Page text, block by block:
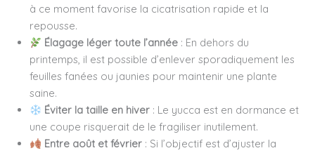
à ce moment favorise la cicatrisation rapide et la
repousse.
Élagage léger toute l’année : En dehors du
printemps, il est possible d’enlever sporadiquement les
feuilles fanées ou jaunies pour maintenir une plante
saine.
Éviter la taille en hiver : Le yucca est en dormance et
une coupe risquerait de le fragiliser inutilement.
Entre août et février : Si l’objectif est d’ajuster la